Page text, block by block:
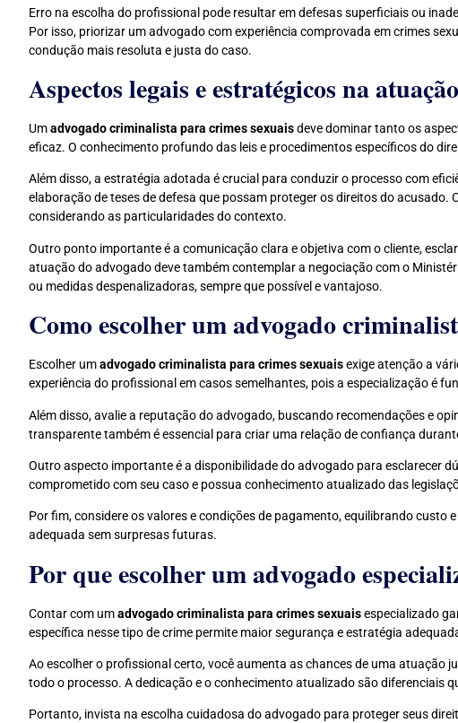
Erro na escolha do profissional pode resultar em defesas superficiais ou
Por isso, priorizar um advogado com experiência comprovada em crimes
condução mais resoluta e justa do caso.
Aspectos legais e estratégicos na
Umadvogado criminalista para crimes sexuaisdeve dominar tanto os
eficaz. O conhecimento profundo das leis e procedimentos específicos do
Além disso, a estratégia adotada é crucial para conduzir o processo com
elaboração de teses de defesa que possam proteger os direitos do acusado.
considerando as particularidades do contexto.
Outro ponto importante é a comunicação clara e objetiva com o cliente,
atuação do advogado deve também contemplar a negociação com o
ou medidas despenalizadoras, sempre que possível e vantajoso.
Como escolher um advogado
Escolher umadvogado criminalista para crimes sexuaisexige atenção a
experiência do profissional em casos semelhantes, pois a especialização é
Além disso, avalie a reputação do advogado, buscando recomendações e
transparente também é essencial para criar uma relação de confiança
Outro aspecto importante é a disponibilidade do advogado para esclarecer
comprometido com seu caso e possua conhecimento atualizado das
Por fim, considere os valores e condições de pagamento, equilibrando custo
adequada sem surpresas futuras.
Por que escolher um advogado
Contar com umadvogado criminalista para crimes sexuaisespecializado
específica nesse tipo de crime permite maior segurança e estratégia
Ao escolher o profissional certo, você aumenta as chances de uma atuação
todo o processo. A dedicação e o conhecimento atualizado são diferenciais
Portanto, invista na escolha cuidadosa do advogado para proteger seus